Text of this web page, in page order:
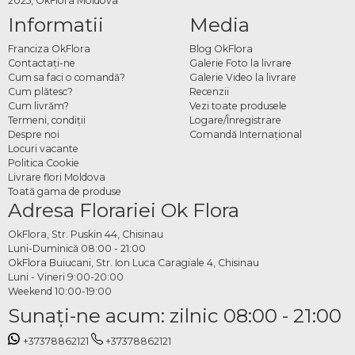
prezidiu, arcadă florală, lumânări decorative, coronițe și brățări florale, cocarde,
buchete pentru domnișoarele de onoare și vornicele, decoruri pentru intrare și
alte elemente florale personalizate în funcție de nevoile evenimentului. Fiecare
pachet poate fi adaptat și completat la cerere, în funcție de dimensiunea sălii,
numărul de mese și stilul dorit.
Cum comanzi un pachet de
decorațiuni pentru nuntă
online
Contactezi echipa OkFlora pentru a discuta detaliile evenimentului, numărul de
Echipa OkFlora se ocupă de pregătirea tuturor elementelor florale din flori
proaspete și de livrare la locație la timp, astfel încât nunta ta să fie exact așa cum
ai visat-o.
Informatii
Franciza OkFlora
Contactaţi-ne
Cum sa faci o comandă?
Cum plătesc?
Cum livrăm?
Termeni, condiţii
Despre noi
Locuri vacante
Politica Cookie
Livrare flori Moldova
Toată gama de produse
Media
Blog OkFlora
Galerie Foto la livrare
Galerie Video la livrare
Recenzii
Vezi toate produsele
Logare/Înregistrare
Comandă Internațional
Adresa Florariei Ok Flora
OkFlora, Str. Puskin 44, Chisinau
Luni-Duminică 08:00 - 21:00
OkFlora Buiucani, Str. Ion Luca Caragiale 4, Chisinau
Luni - Vineri 9:00-20:00
Weekend 10:00-19:00
Sunaţi-ne acum: zilnic 08:00 - 21:00
+37378862121 +37378862121